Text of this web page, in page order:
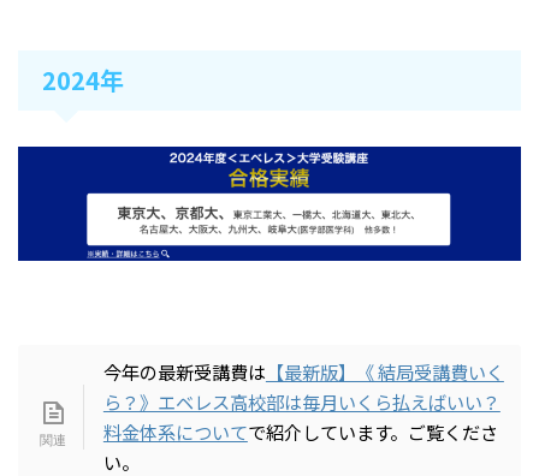
2024年
今年の最新受講費は 【最新版】《 結局受講費いく
ら？》エベレス高校部は毎月いくら払えばいい？
料金体系についてで紹介しています。ご覧くださ
い。